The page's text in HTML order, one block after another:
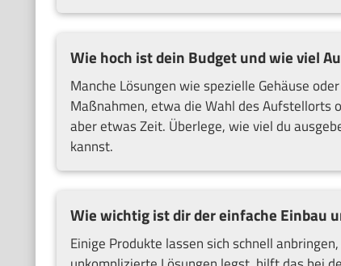
Wie hoch ist dein Budget und wie viel
Manche Lösungen wie spezielle Gehäuse
Maßnahmen, etwa die Wahl des Aufstellorts
aber etwas Zeit. Überlege, wie viel du
kannst.
Wie wichtig ist dir der einfache Einbau
Einige Produkte lassen sich schnell